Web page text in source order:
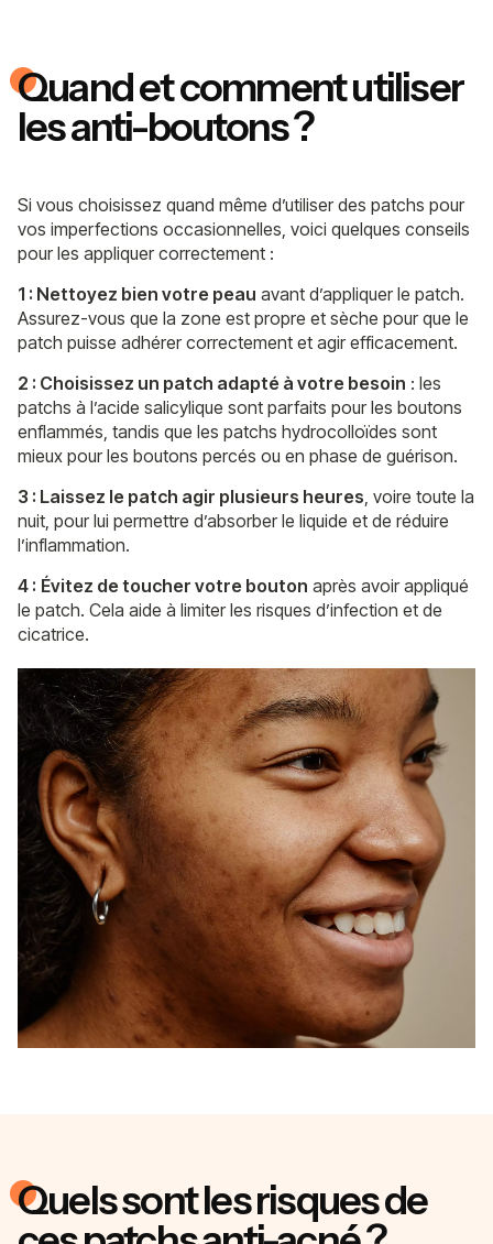
Quand et comment utiliser
les anti-boutons ?
Si vous choisissez quand même d’utiliser des patchs pour
vos imperfections occasionnelles, voici quelques conseils
pour les appliquer correctement :
1 : Nettoyez bien votre peau avant d’appliquer le patch.
Assurez-vous que la zone est propre et sèche pour que le
patch puisse adhérer correctement et agir efficacement.
2 : Choisissez un patch adapté à votre besoin : les
patchs à l’acide salicylique sont parfaits pour les boutons
enflammés, tandis que les patchs hydrocolloïdes sont
mieux pour les boutons percés ou en phase de guérison.
3 : Laissez le patch agir plusieurs heures , voire toute la
nuit, pour lui permettre d’absorber le liquide et de réduire
l’inflammation.
4 : Évitez de toucher votre bouton après avoir appliqué
le patch. Cela aide à limiter les risques d’infection et de
cicatrice.
Quels sont les risques de